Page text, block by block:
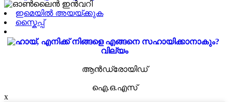
ഇമെയിൽ അയയ്ക്കുക
സ്കൈപ്പ്
വില്യം
ആൻഡ്രോയിഡ്
ഐ.ഒ.എസ്
x